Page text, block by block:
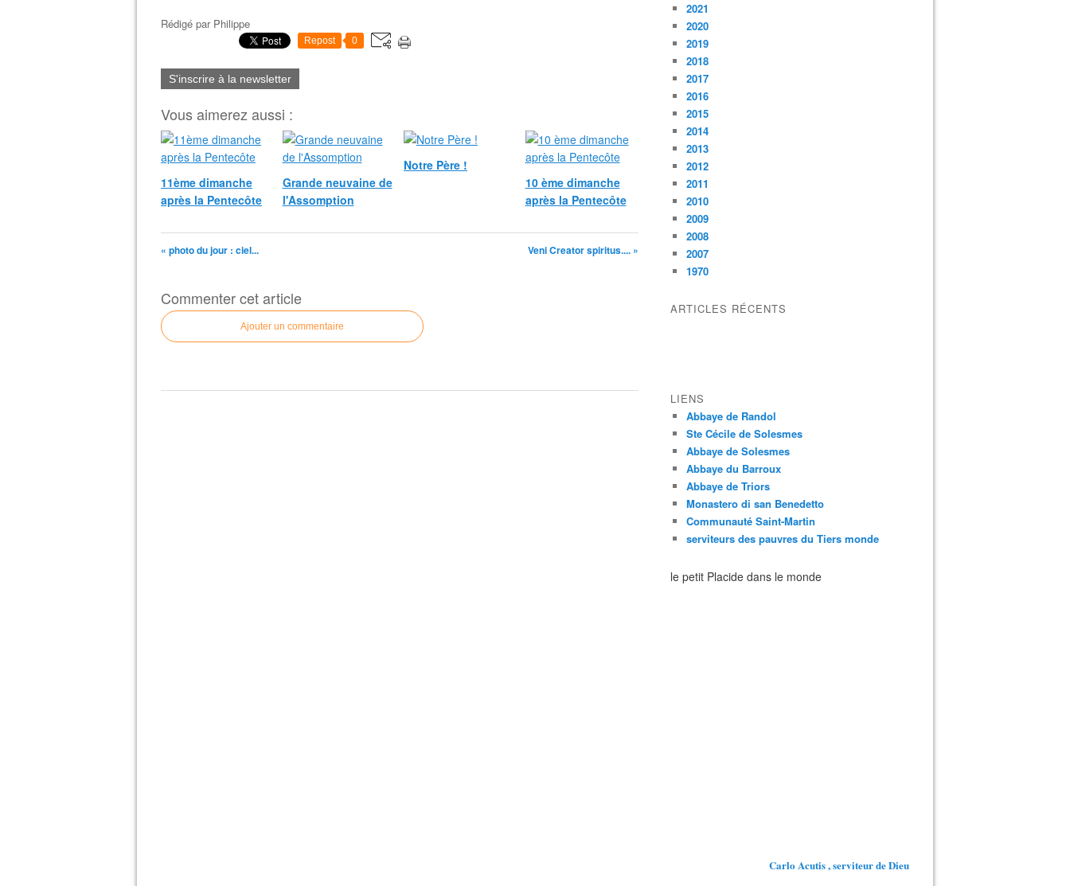
Rédigé par Philippe
Repost 0
S'inscrire à la newsletter
Vous aimerez aussi :
11ème dimanche
après la Pentecôte
Grande neuvaine de
l'Assomption
Notre Père !
10 ème dimanche
après la Pentecôte
« photo du jour : ciel... Veni Creator spiritus.... »
Commenter cet article
Ajouter un commentaire
2021
2020
2019
2018
2017
2016
2015
2014
2013
2012
2011
2010
2009
2008
2007
1970
ARTICLES RÉCENTS
LIENS
Abbaye de Randol
Ste Cécile de Solesmes
Abbaye de Solesmes
Abbaye du Barroux
Abbaye de Triors
Monastero di san Benedetto
Communauté Saint-Martin
serviteurs des pauvres du Tiers monde
le petit Placide dans le monde
Carlo Acutis , serviteur de Dieu